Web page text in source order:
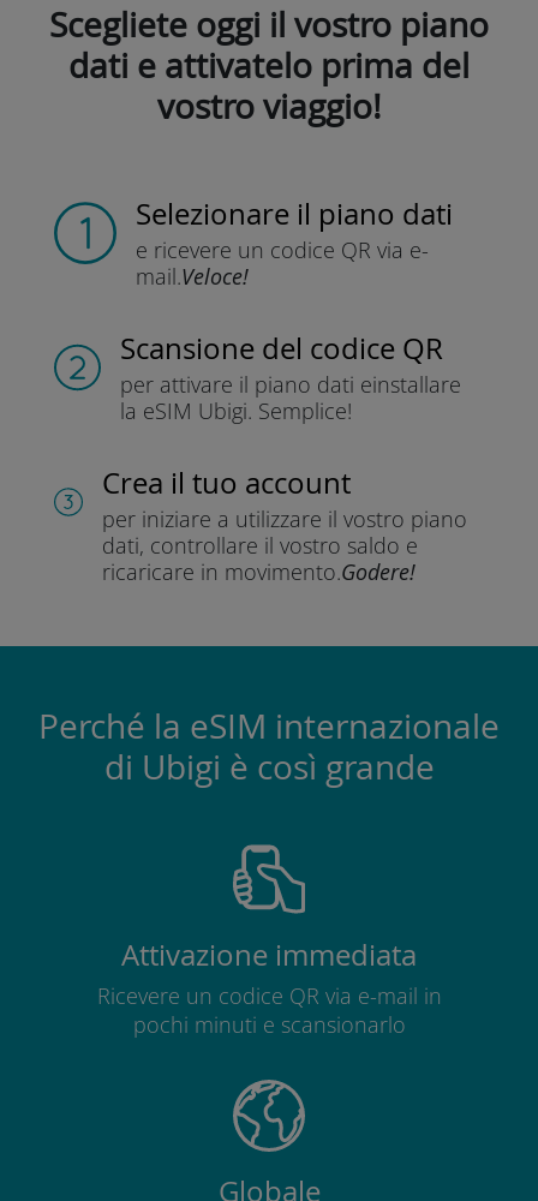
Scegliete oggi il vostro piano
dati e attivatelo prima del
vostro viaggio!
Selezionare il piano dati
e ricevere un codice QR via e-
mail.Veloce!
Scansione del codice QR
per attivare il piano dati einstallare
la eSIM Ubigi. Semplice!
Crea il tuo account
per iniziare a utilizzare il vostro piano
dati, controllare il vostro saldo e
ricaricare in movimento.Godere!
Perché la eSIM internazionale
di Ubigi è così grande
Attivazione immediata
Ricevere un codice QR via e-mail in
pochi minuti e scansionarlo
Globale